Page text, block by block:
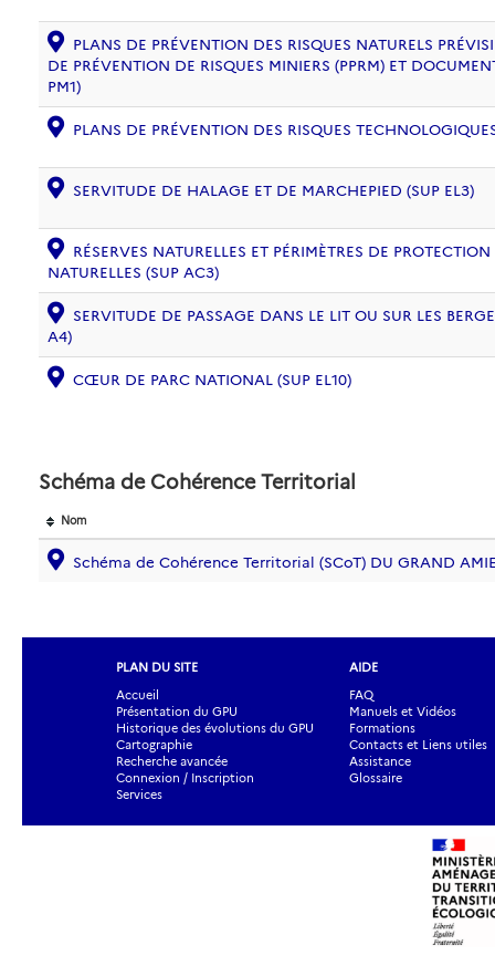
PLANS DE PRÉVENTION DES RISQUES NATURELS
DE PRÉVENTION DE RISQUES MINIERS (PPRM) ET
PM1)
PLANS DE PRÉVENTION DES RISQUES
SERVITUDE DE HALAGE ET DE MARCHEPIED (SUP EL3)
RÉSERVES NATURELLES ET PÉRIMÈTRES DE
NATURELLES (SUP AC3)
SERVITUDE DE PASSAGE DANS LE LIT OU SUR LES
A4)
CŒUR DE PARC NATIONAL (SUP EL10)
Schéma de Cohérence Territorial
Nom
Schéma de Cohérence Territorial (SCoT) DU GRAND
PLAN DU SITE
Accueil
Présentation du GPU
Historique des évolutions du GPU
Cartographie
Recherche avancée
Connexion / Inscription
Services
AIDE
FAQ
Manuels et Vidéos
Formations
Contacts et Liens utiles
Assistance
Glossaire